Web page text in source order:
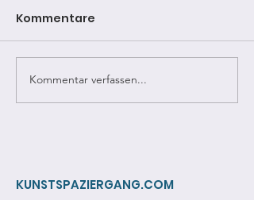
Bildervortrag: Ein Tor
durch die Zeit
Kommentare
Kommentar verfassen...
KUNSTSPAZIERGANG.COM